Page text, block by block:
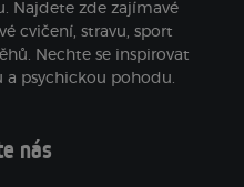
Najdete zde zajímavé
cvičení, stravu, sport
Nechte se inspirovat
a psychickou pohodu.
nás